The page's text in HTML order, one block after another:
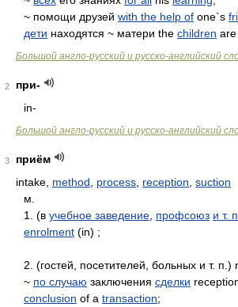
~ помощи друзей with the help of one`s
дети находятся ~ матери the children are
Большой англо-русский и русско-английский
2
при-
in-
Большой англо-русский и русско-английский
3
приём
intake, method process reception suction
м.
1. (в учебное заведение профсоюз и т. п.
enrolment (in) ;
2. (гостей, посетителей, больных и т. п.)
~ по случаю заключения сделки
conclusion of a transaction;